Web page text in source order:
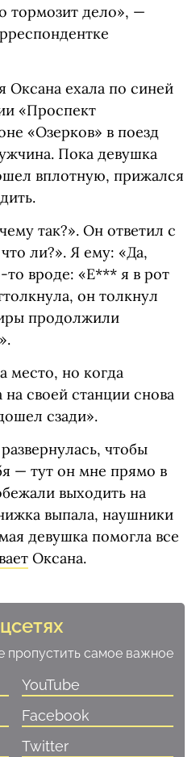
тормозит дело», —
Оксана ехала по синей
«Проспект
«Озерков» в поезд
Пока девушка
вплотную, прижался
так?». Он ответил с
ли?». Я ему: «Да,
то вроде: «Е*** я в рот
он толкнул
продолжили
место, но когда
своей станции снова
сзади».
чтобы
— тут он мне прямо в
выходить на
выпала, наушники
девушка помогла все
Оксана.
пропустить самое важное
YouTube
Facebook
Twitter